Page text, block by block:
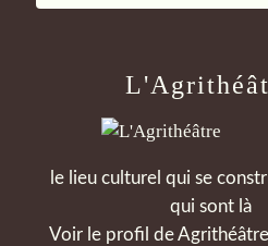
le lieu culturel qui se
qui sont là
Voir le profil deAgrithéâtre